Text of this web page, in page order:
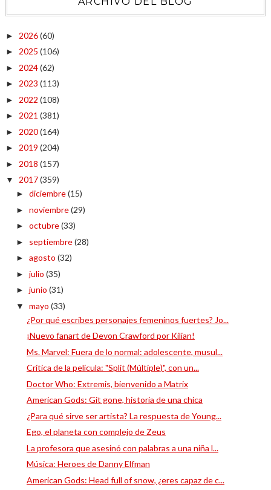
► 2026(60)
► 2025 (106)
► 2024(62)
► 2023 (113)
► 2022 (108)
► 2021 (381)
► 2020(164)
► 2019 (204)
► 2018 (157)
▼ 2017(359)
► diciembre(15)
► noviembre(29)
► octubre(33)
► septiembre(28)
► agosto (32)
► julio (35)
► junio (31)
▼ mayo (33)
¿Por qué escribes personajes femeninos fuertes? Jo...
¡Nuevo fanart de Devon Crawford por Kilian!
Ms. Marvel: Fuera de lo normal: adolescente, musul...
Crítica de la película: "Split (Múltiple)", con un...
Doctor Who: Extremis, bienvenido a Matrix
American Gods: Git gone, historia de una chica
¿Para qué sirve ser artista? La respuesta de Young...
Ego, el planeta con complejo de Zeus
La profesora que asesinó con palabras a una niña l...
Música: Heroes de Danny Elfman
American Gods: Head full of snow, ¿eres capaz de c...